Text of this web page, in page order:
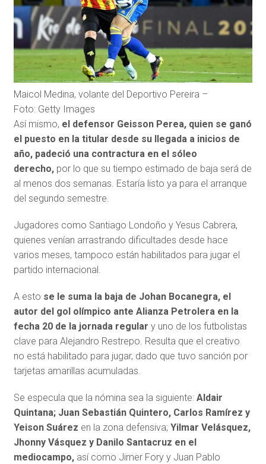
Maicol Medina, volante del Deportivo Pereira –
Foto: Getty Images
Así mismo, el defensor Geisson Perea, quien se ganó
el puesto en la titular desde su llegada a inicios de
año, padeció una contractura en el sóleo
derecho,por lo que su tiempo estimado de baja será de
al menos dos semanas. Estaría listo ya para el arranque
del segundo semestre.
Jugadores como Santiago Londoño y Yesus Cabrera,
quienes venían arrastrando dificultades desde hace
varios meses, tampoco están habilitados para jugar el
partido internacional.
A esto se le suma la baja de Johan Bocanegra, el
autor del gol olímpico ante Alianza Petrolera en la
fecha 20 de la jornada regular y uno de los futbolistas
clave para Alejandro Restrepo. Resulta que el creativo
no está habilitado para jugar, dado que tuvo sanción por
tarjetas amarillas acumuladas.
Se especula que la nómina sea la siguiente:Aldair
Quintana; Juan Sebastián Quintero, Carlos Ramírez y
Yeison Suárez en la zona defensiva; Yilmar Velásquez,
Jhonny Vásquez y Danilo Santacruz en el
mediocampo,así como Jimer Fory y Juan Pablo